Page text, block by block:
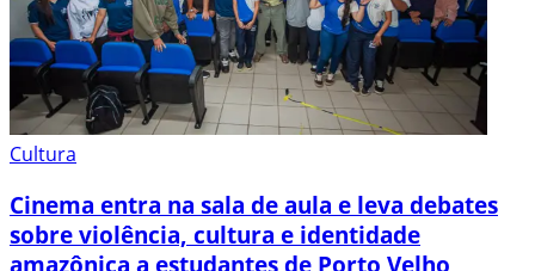
Cultura
Cinema entra na sala de aula e leva debates
sobre violência, cultura e identidade
amazônica a estudantes de Porto Velho